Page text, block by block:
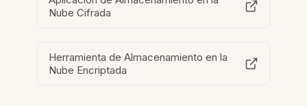
Nube Cifrada
Herramienta de Almacenamiento en la
Nube Encriptada